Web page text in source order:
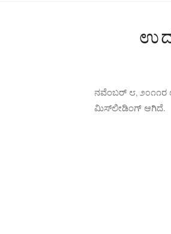
ನವೆಂಬರ್ ೮, ೨೦೧೧ರ
ಮಿಸ್‌ಲೀಡಿಂಗ್ ಆಗಿದೆ.